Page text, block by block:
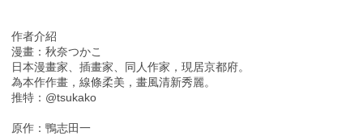
作者介紹
漫畫：秋奈つかこ
日本漫畫家、插畫家、同人作家，現居京都府。
為本作作畫，線條柔美，畫風清新秀麗。
推特：@tsukako
原作：鴨志田一